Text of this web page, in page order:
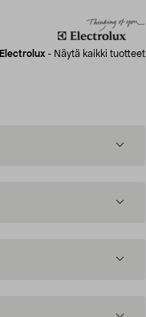
Electrolux - Näytä kaikki tuotteet